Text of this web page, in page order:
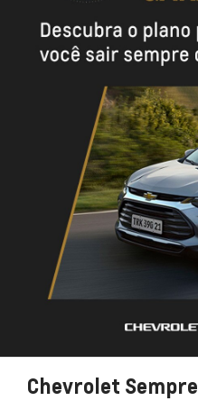
Chevrolet Sempre